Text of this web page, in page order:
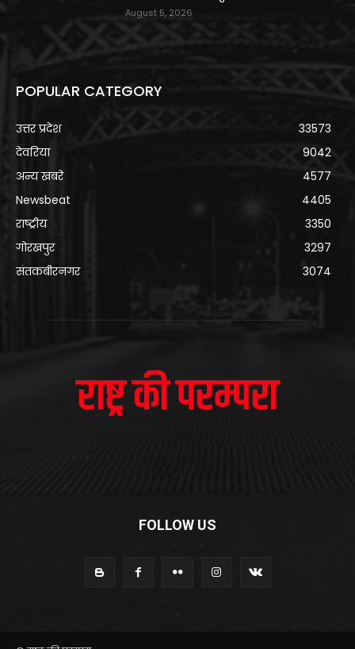
August 5, 2026
POPULAR CATEGORY
उत्तर प्रदेश
33573
देवरिया
9042
अन्य खबरे
4577
Newsbeat
4405
राष्ट्रीय
3350
गोरखपुर
3297
संतकबीरनगर
3074
FOLLOW US